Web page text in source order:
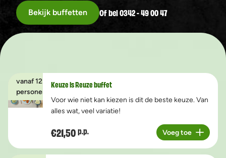
Bekijk buffetten Of bel 0342 - 49 00 47
vanaf 12
personen
Keuze is Reuze buffet
Voor wie niet kan kiezen is dit de beste keuze. Van
alles wat, veel variatie!
€21,50 p.p.
Aantal
Voeg toe